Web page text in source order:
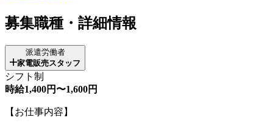
募集職種・詳細情報
派遣労働者
家電販売スタッフ
シフト制
時給1,400円〜1,600円
【お仕事内容】